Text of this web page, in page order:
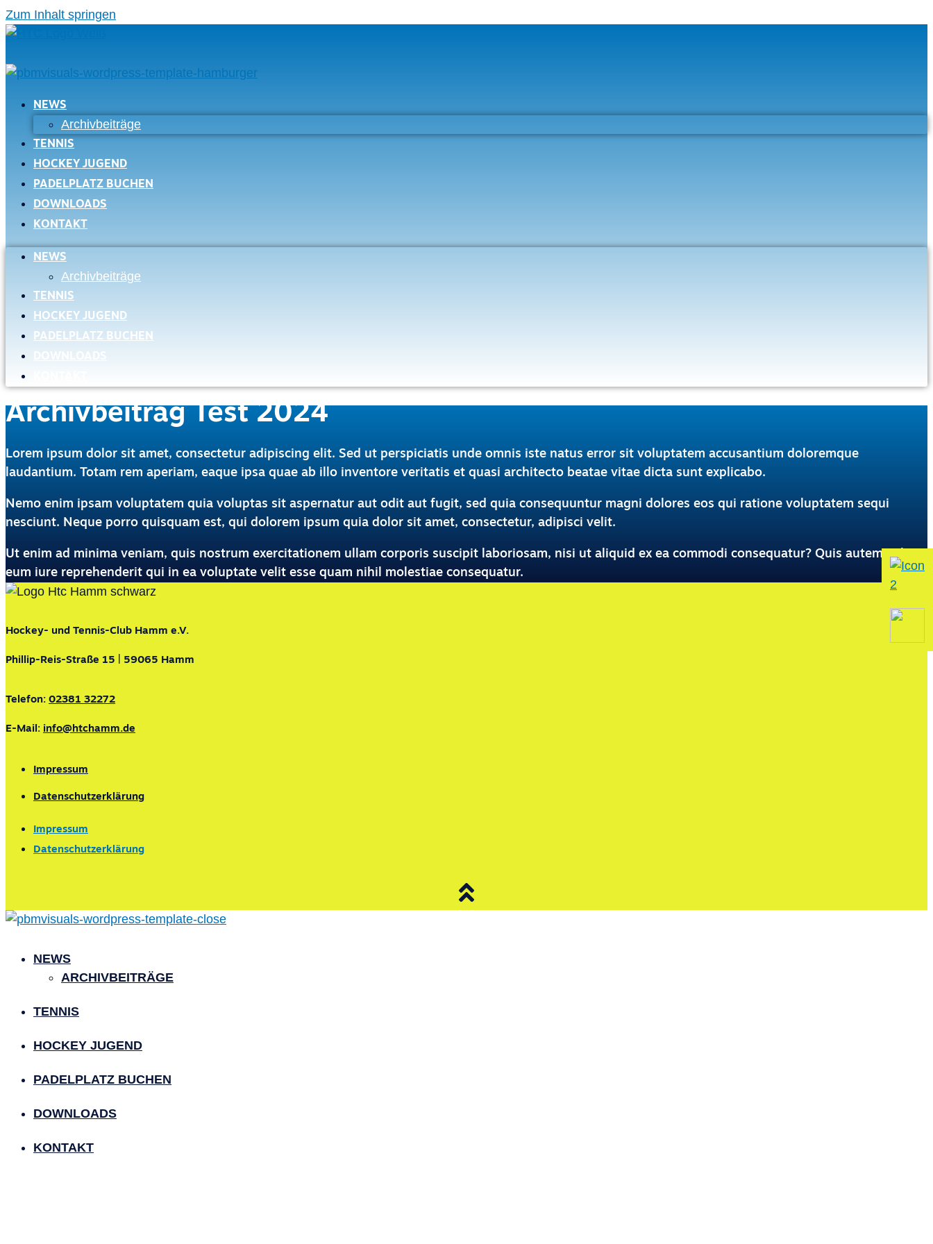
Zum Inhalt springen
NEWS
Archivbeiträge
TENNIS
HOCKEY JUGEND
PADELPLATZ BUCHEN
DOWNLOADS
KONTAKT
NEWS
Archivbeiträge
TENNIS
HOCKEY JUGEND
PADELPLATZ BUCHEN
Archivbeitrag Test 2024
Lorem ipsum dolor sit amet, consectetur adipiscing elit. Sed ut perspiciatis unde omnis iste natus error sit voluptatem accusantium doloremque
laudantium. Totam rem aperiam, eaque ipsa quae ab illo inventore veritatis et quasi architecto beatae vitae dicta sunt explicabo.
Nemo enim ipsam voluptatem quia voluptas sit aspernatur aut odit aut fugit, sed quia consequuntur magni dolores eos qui ratione voluptatem sequi
nesciunt. Neque porro quisquam est, qui dolorem ipsum quia dolor sit amet, consectetur, adipisci velit.
Ut enim ad minima veniam, quis nostrum exercitationem ullam corporis suscipit laboriosam, nisi ut aliquid ex ea commodi consequatur? Quis autem vel
eum iure reprehenderit qui in ea voluptate velit esse quam nihil molestiae consequatur.
Hockey- und Tennis-Club Hamm e.V.
Phillip-Reis-Straße 15 | 59065 Hamm
Telefon: 02381 32272
E-Mail: info@htchamm.de
Impressum
Datenschutzerklärung
Impressum
Datenschutzerklärung
NEWS
ARCHIVBEITRÄGE
TENNIS
HOCKEY JUGEND
PADELPLATZ BUCHEN
DOWNLOADS
KONTAKT